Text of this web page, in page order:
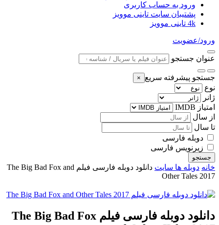
ورود به حساب کاربری
پشتیبان سایت تاینی موویز
4k تاینی موویز
ورود/عضویت
عنوان جستجو
جستجو پیشرفته سریع ×
نوع
ژانر
امتیاز IMDB
از سال
تا سال
دوبله فارسی
زیرنویس فارسی
جستجو
خانه دوبله ها سایت
دانلود دوبله فارسی فیلم The Big Bad Fox and
Other Tales 2017
دانلود دوبله فارسی فیلم The Big Bad Fox